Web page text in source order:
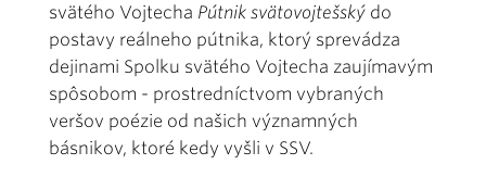
svätého Vojtecha Pútnik svätovojtešský do
postavy reálneho pútnika, ktorý sprevádza
dejinami Spolku svätého Vojtecha zaujímavým
spôsobom - prostredníctvom vybraných
veršov poézie od našich významných
básnikov, ktoré kedy vyšli v SSV.